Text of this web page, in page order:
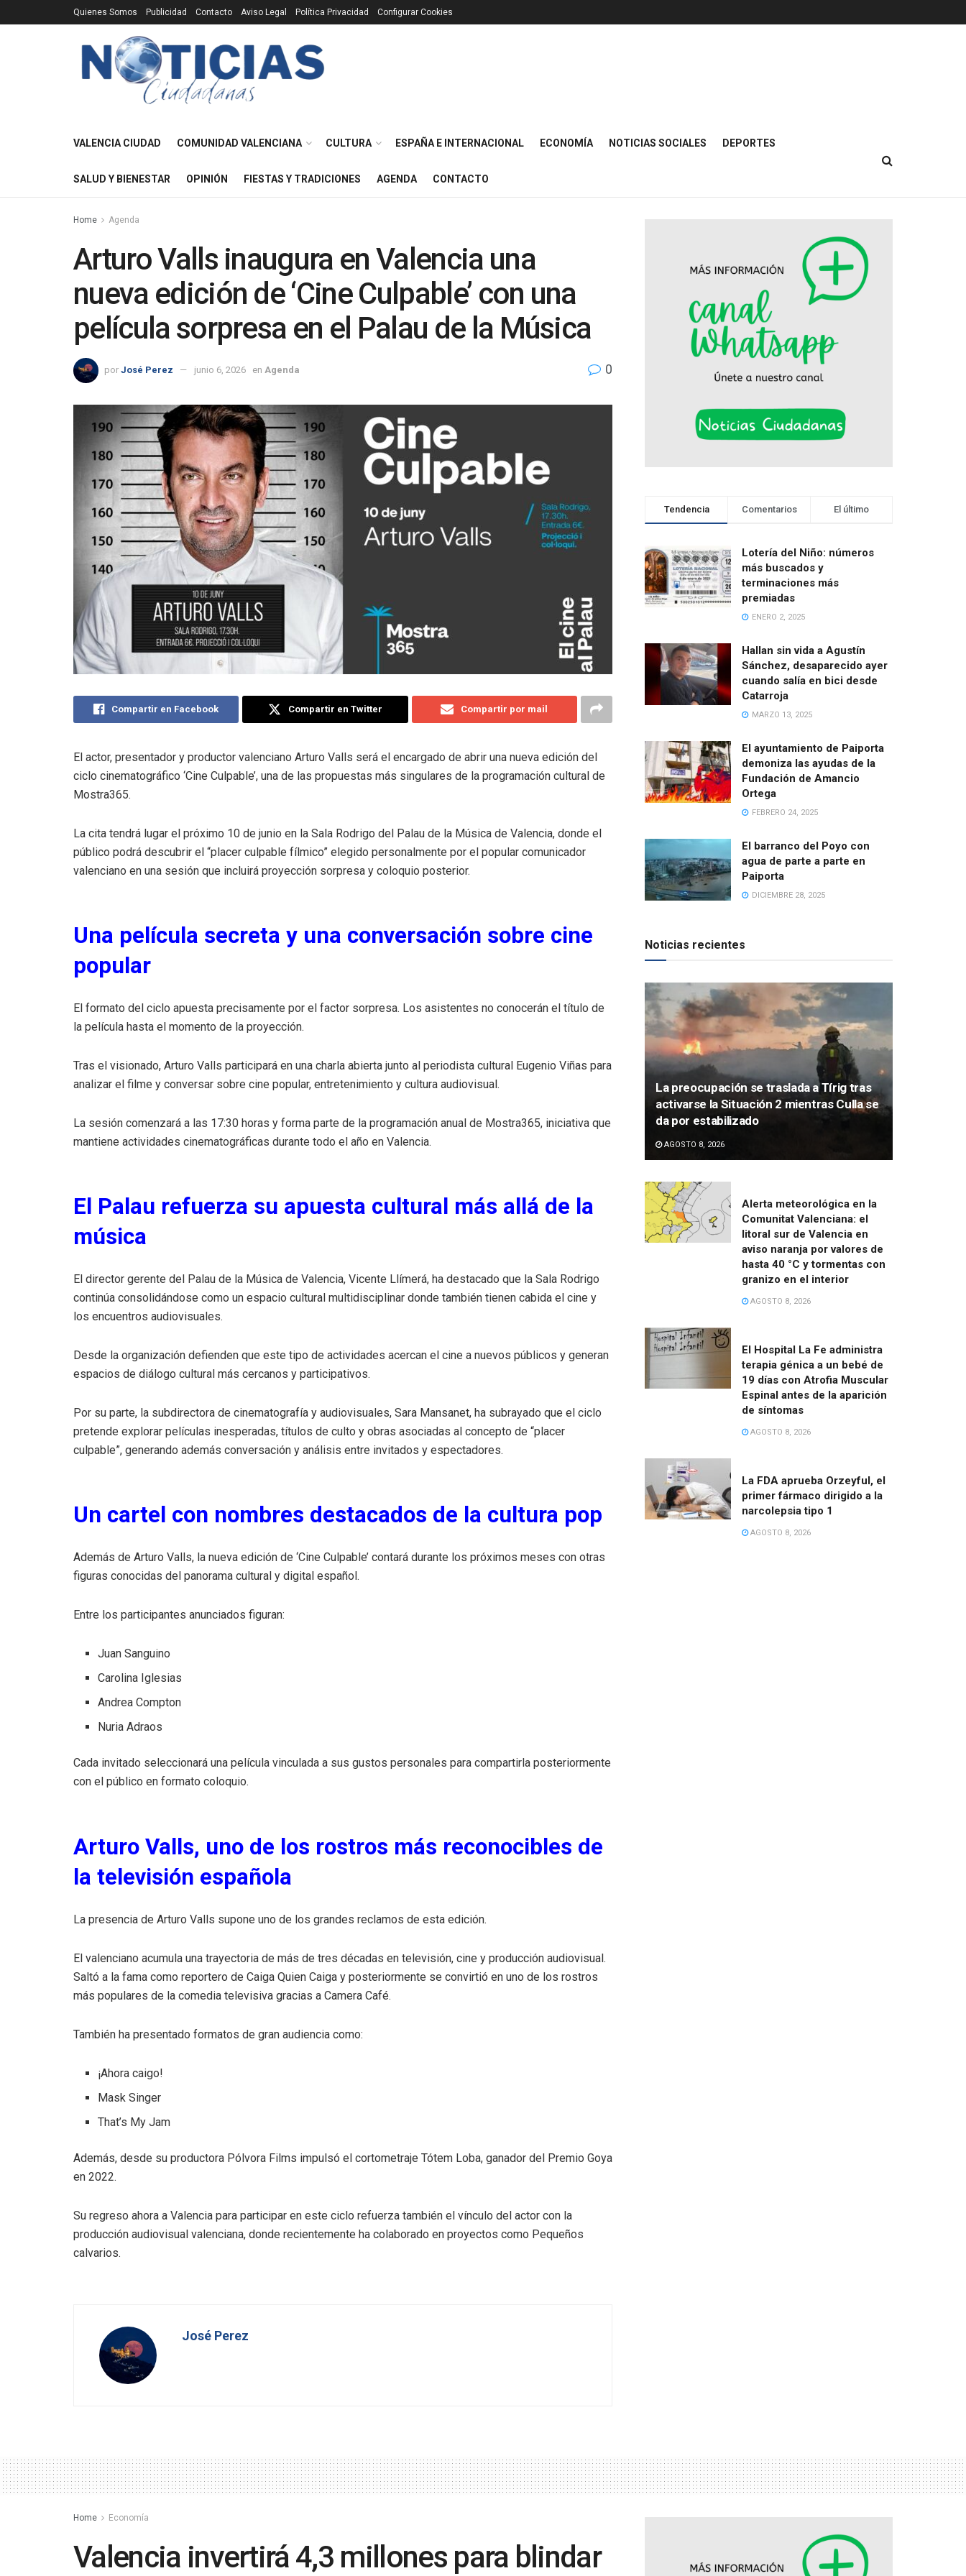
Quienes Somos Publicidad Contacto Aviso Legal Política Privacidad Configurar Cookies
VALENCIA CIUDAD COMUNIDAD VALENCIANA CULTURA ESPAÑA E INTERNACIONAL ECONOMÍA NOTICIAS SOCIALES DEPORTES
SALUD Y BIENESTAR OPINIÓN FIESTAS Y TRADICIONES AGENDA CONTACTO
Home Agenda
Arturo Valls inaugura en Valencia una
nueva edición de ‘Cine Culpable’ con una
película sorpresa en el Palau de la Música
por José Perez junio 6, 2026 en Agenda 0
Compartir en Facebook Compartir en Twitter Compartir por mail
El actor, presentador y productor valenciano Arturo Valls será el encargado de abrir una nueva edición del
ciclo cinematográfico ‘Cine Culpable’, una de las propuestas más singulares de la programación cultural de
Mostra365.
La cita tendrá lugar el próximo 10 de junio en la Sala Rodrigo del Palau de la Música de Valencia, donde el
público podrá descubrir el “placer culpable fílmico” elegido personalmente por el popular comunicador
valenciano en una sesión que incluirá proyección sorpresa y coloquio posterior.
Una película secreta y una conversación sobre cine
popular
El formato del ciclo apuesta precisamente por el factor sorpresa. Los asistentes no conocerán el título de
la película hasta el momento de la proyección.
Tras el visionado, Arturo Valls participará en una charla abierta junto al periodista cultural Eugenio Viñas para
analizar el filme y conversar sobre cine popular, entretenimiento y cultura audiovisual.
La sesión comenzará a las 17:30 horas y forma parte de la programación anual de Mostra365, iniciativa que
mantiene actividades cinematográficas durante todo el año en Valencia.
El Palau refuerza su apuesta cultural más allá de la
música
El director gerente del Palau de la Música de Valencia, Vicente Llímerá, ha destacado que la Sala Rodrigo
continúa consolidándose como un espacio cultural multidisciplinar donde también tienen cabida el cine y
los encuentros audiovisuales.
Desde la organización defienden que este tipo de actividades acercan el cine a nuevos públicos y generan
espacios de diálogo cultural más cercanos y participativos.
Por su parte, la subdirectora de cinematografía y audiovisuales, Sara Mansanet, ha subrayado que el ciclo
pretende explorar películas inesperadas, títulos de culto y obras asociadas al concepto de “placer
culpable”, generando además conversación y análisis entre invitados y espectadores.
Un cartel con nombres destacados de la cultura pop
Además de Arturo Valls, la nueva edición de ‘Cine Culpable’ contará durante los próximos meses con otras
figuras conocidas del panorama cultural y digital español.
Entre los participantes anunciados figuran:
Juan Sanguino
Carolina Iglesias
Andrea Compton
Nuria Adraos
Cada invitado seleccionará una película vinculada a sus gustos personales para compartirla posteriormente
con el público en formato coloquio.
Arturo Valls, uno de los rostros más reconocibles de
la televisión española
La presencia de Arturo Valls supone uno de los grandes reclamos de esta edición.
El valenciano acumula una trayectoria de más de tres décadas en televisión, cine y producción audiovisual.
Saltó a la fama como reportero de Caiga Quien Caiga y posteriormente se convirtió en uno de los rostros
más populares de la comedia televisiva gracias a Camera Café.
También ha presentado formatos de gran audiencia como:
¡Ahora caigo!
Mask Singer
That’s My Jam
Además, desde su productora Pólvora Films impulsó el cortometraje Tótem Loba, ganador del Premio Goya
en 2022.
Su regreso ahora a Valencia para participar en este ciclo refuerza también el vínculo del actor con la
producción audiovisual valenciana, donde recientemente ha colaborado en proyectos como Pequeños
calvarios.
José Perez
Tendencia Comentarios El último
Lotería del Niño: números
más buscados y
terminaciones más
premiadas
ENERO 2, 2025
Hallan sin vida a Agustín
Sánchez, desaparecido ayer
cuando salía en bici desde
Catarroja
MARZO 13, 2025
El ayuntamiento de Paiporta
demoniza las ayudas de la
Fundación de Amancio
Ortega
FEBRERO 24, 2025
El barranco del Poyo con
agua de parte a parte en
Paiporta
DICIEMBRE 28, 2025
Noticias recientes
La preocupación se traslada a Tírig tras
activarse la Situación 2 mientras Culla se
da por estabilizado
AGOSTO 8, 2026
Alerta meteorológica en la
Comunitat Valenciana: el
litoral sur de Valencia en
aviso naranja por valores de
hasta 40 °C y tormentas con
granizo en el interior
AGOSTO 8, 2026
El Hospital La Fe administra
terapia génica a un bebé de
19 días con Atrofia Muscular
Espinal antes de la aparición
de síntomas
AGOSTO 8, 2026
La FDA aprueba Orzeyful, el
primer fármaco dirigido a la
narcolepsia tipo 1
AGOSTO 8, 2026
Home Economía
Valencia invertirá 4,3 millones para blindar